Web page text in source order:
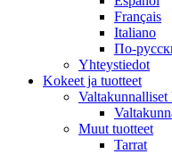
Français
Italiano
По-
Yhteystiedot
Kokeet ja tuotteet
Valtakunnalliset
Muut tuotteet
Tarrat